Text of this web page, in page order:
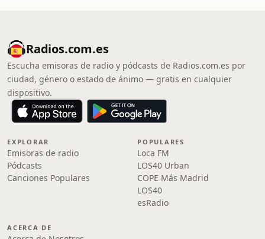
Radios.com.es
Escucha emisoras de radio y pódcasts de Radios.com.es por
ciudad, género o estado de ánimo — gratis en cualquier
dispositivo.
EXPLORAR
Emisoras de radio
Pódcasts
Canciones Populares
POPULARES
Loca FM
LOS40 Urban
COPE Más Madrid
LOS40
esRadio
ACERCA DE